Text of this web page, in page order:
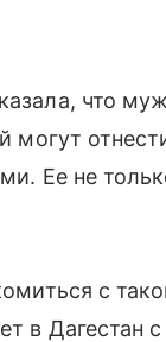
что
могут
Ее не
с
в Дагестан